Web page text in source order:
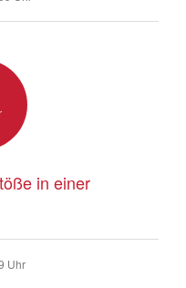
in einer
Uhr